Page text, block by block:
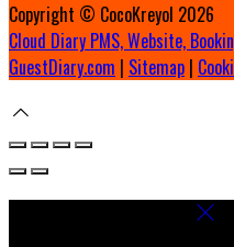
Copyright © CocoKreyol 2026
Cloud Diary PMS, Website,
GuestDiary.com | Sitemap |